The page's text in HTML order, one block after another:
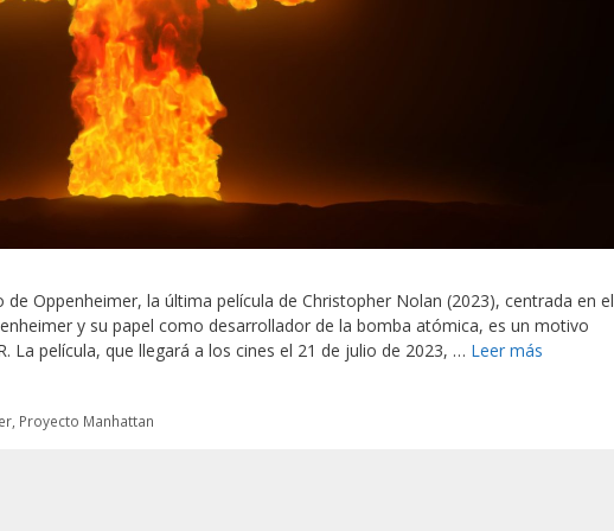
Oppenheimer, la última película de Christopher Nolan (2023), centrada en el
y su papel como desarrollador de la bomba atómica, es un motivo
La película, que llegará a los cines el 21 de julio de 2023, … Leer más
Proyecto Manhattan